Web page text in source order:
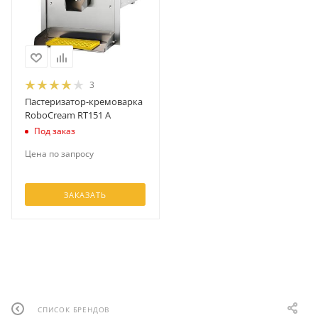
требованиям современного рынка.
Оборудование Robocream представлено
широким выбором техники для приготовления
мороженого и кондитерских изделий. Среди
ключевых категорий продукции:
Фризеры — профессиональные машины для
Пастеризаторы — оборудование для
термической обработки, обеспечивающее
3
Пастеризатор-кремоварка
RoboCream RT151 A
Под заказ
Цена по запросу
ЗАКАЗАТЬ
СПИСОК БРЕНДОВ